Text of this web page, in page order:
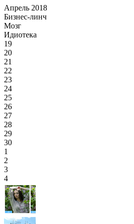
Апрель 2018
Бизнес-линч
Мозг
Идиотека
19
20
21
22
23
24
25
26
27
28
29
30
1
2
3
4